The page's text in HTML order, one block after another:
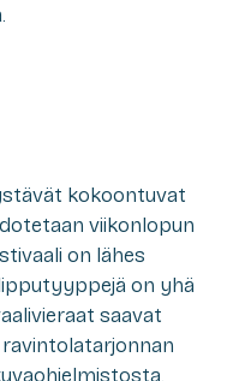
kokoontuvat
viikonlopun
on lähes
on yhä
saavat